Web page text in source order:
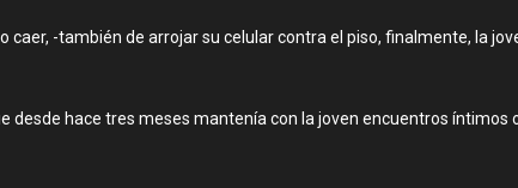
-también de arrojar su celular contra el piso, finalmente, la
desde hace tres meses mantenía con la joven encuentros íntimos